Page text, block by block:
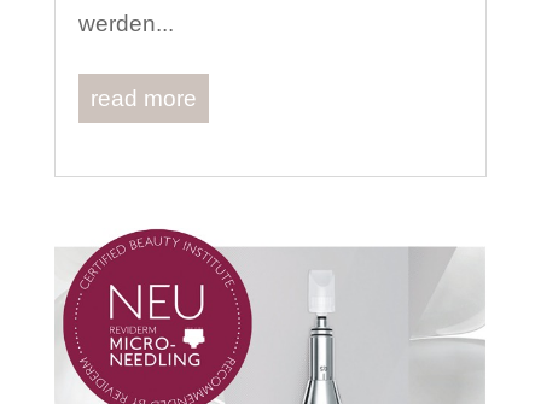
werden...
read more